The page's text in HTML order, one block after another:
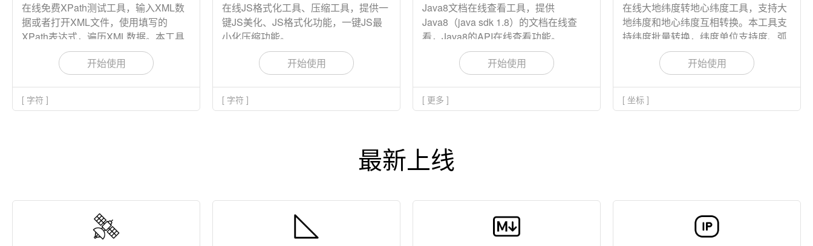
在线免费XPath测试工具，输入XML数
据或者打开XML文件，使用填写的
XPath表达式，遍历XML数据。本工具
支持XML命名空间，支持将查询结果下
载为文件。
开始使用
[ 字符 ]
在线JS格式化工具、压缩工具，提供一
键JS美化、JS格式化功能，一键JS最
小化压缩功能。
开始使用
[ 字符 ]
Java8文档在线查看工具，提供
Java8（java sdk 1.8）的文档在线查
看，Java8的API在线查看功能。
开始使用
[ 更多 ]
在线大地纬度转地心纬度工具，支持大
地纬度和地心纬度互相转换。本工具支
持纬度批量转换，纬度单位支持度、弧
度、百分度，支持选择或者自定义椭球
参数。转换结果支持下载到本地。
开始使用
[ 坐标 ]
最新上线